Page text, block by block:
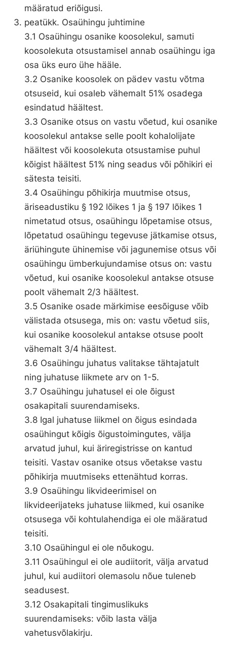
määratud eriõigusi.
peatükk. Osaühingu juhtimine
3.1 Osaühingu osanike koosolekul, samuti
koosolekuta otsustamisel annab osaühingu iga
osa üks euro ühe hääle.
3.2 Osanike koosolek on pädev vastu võtma
otsuseid, kui osaleb vähemalt 51% osadega
esindatud häältest.
3.3 Osanike otsus on vastu võetud, kui osanike
koosolekul antakse selle poolt kohalolijate
häältest või koosolekuta otsustamise puhul
kõigist häältest 51% ning seadus või põhikiri ei
sätesta teisiti.
3.4 Osaühingu põhikirja muutmise otsus,
äriseadustiku § 192 lõikes 1 ja § 197 lõikes 1
nimetatud otsus, osaühingu lõpetamise otsus,
lõpetatud osaühingu tegevuse jätkamise otsus,
äriühingute ühinemise või jagunemise otsus või
osaühingu ümberkujundamise otsus on: vastu
võetud, kui osanike koosolekul antakse otsuse
poolt vähemalt 2/3 häältest.
3.5 Osanike osade märkimise eesõiguse võib
välistada otsusega, mis on: vastu võetud siis,
kui osanike koosolekul antakse otsuse poolt
vähemalt 3/4 häältest.
3.6 Osaühingu juhatus valitakse tähtajatult
ning juhatuse liikmete arv on 1-5.
3.7 Osaühingu juhatusel ei ole õigust
osakapitali suurendamiseks.
3.8 Igal juhatuse liikmel on õigus esindada
osaühingut kõigis õigustoimingutes, välja
arvatud juhul, kui äriregistrisse on kantud
teisiti. Vastav osanike otsus võetakse vastu
põhikirja muutmiseks ettenähtud korras.
3.9 Osaühingu likvideerimisel on
likvideerijateks juhatuse liikmed, kui osanike
otsusega või kohtulahendiga ei ole määratud
teisiti.
3.10 Osaühingul ei ole nõukogu.
3.11 Osaühingul ei ole audiitorit, välja arvatud
juhul, kui audiitori olemasolu nõue tuleneb
seadusest.
3.12 Osakapitali tingimuslikuks
suurendamiseks: võib lasta välja
vahetusvõlakirju.